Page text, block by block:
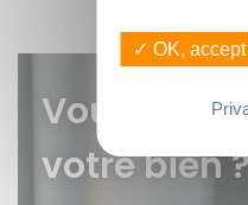
Vous
votre bien
✓ OK, accept